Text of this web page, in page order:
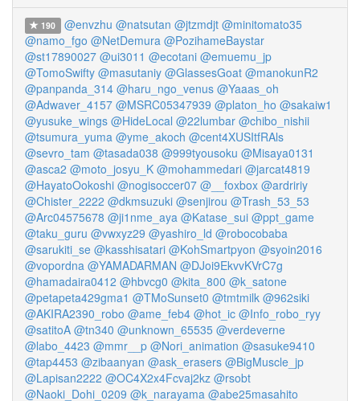
190 @envzhu @natsutan @jtzmdjt @minitomato35
@namo_fgo @NetDemura @PozihameBaystar
@st17890027 @ui3011 @ecotani @emuemu_jp
@TomoSwifty @masutaniy @GlassesGoat @manokunR2
@panpanda_314 @haru_ngo_venus @Yaaas_oh
@Adwaver_4157 @MSRC05347939 @platon_ho @sakaiw1
@yusuke_wings @HideLocal @22lumbar @chibo_nishii
@tsumura_yuma @yme_akoch @cent4XUSItfRAls
@sevro_tam @tasada038 @999tyousoku @Misaya0131
@asca2 @moto_josyu_K @mohammedari @jarcat4819
@HayatoOokoshi @nogisoccer07 @__foxbox @ardririy
@Chister_2222 @dkmsuzuki @senjirou @Trash_53_53
@Arc04575678 @ji1nme_aya @Katase_sui @ppt_game
@taku_guru @vwxyz29 @yashiro_ld @robocobaba
@sarukiti_se @kasshisatari @KohSmartpyon @syoin2016
@vopordna @YAMADARMAN @DJoi9EkvvKVrC7g
@hamadaira0412 @hbvcg0 @kita_800 @k_satone
@petapeta429gma1 @TMoSunset0 @tmtmilk @962siki
@AKIRA2390_robo @ame_feb4 @hot_ic @Info_robo_ryy
@satitoA @tn340 @unknown_65535 @verdeverne
@labo_4423 @mmr__p @Nori_animation @sasuke9410
@tap4453 @zibaanyan @ask_erasers @BigMuscle_jp
@Lapisan2222 @OC4X2x4Fcvaj2kz @rsobt
@Naoki_Dohi_0209 @k_narayama @abe25masahito